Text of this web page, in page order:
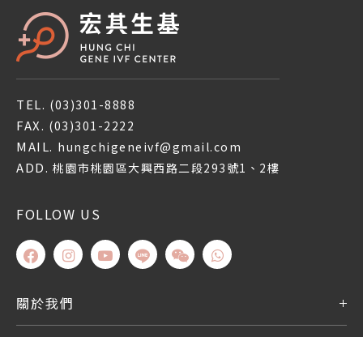
TEL. (03)301-8888
FAX. (03)301-2222
MAIL. hungchigeneivf@gmail.com
ADD. 桃園市桃園區大興西路二段293號1、2樓
FOLLOW US
關於我們